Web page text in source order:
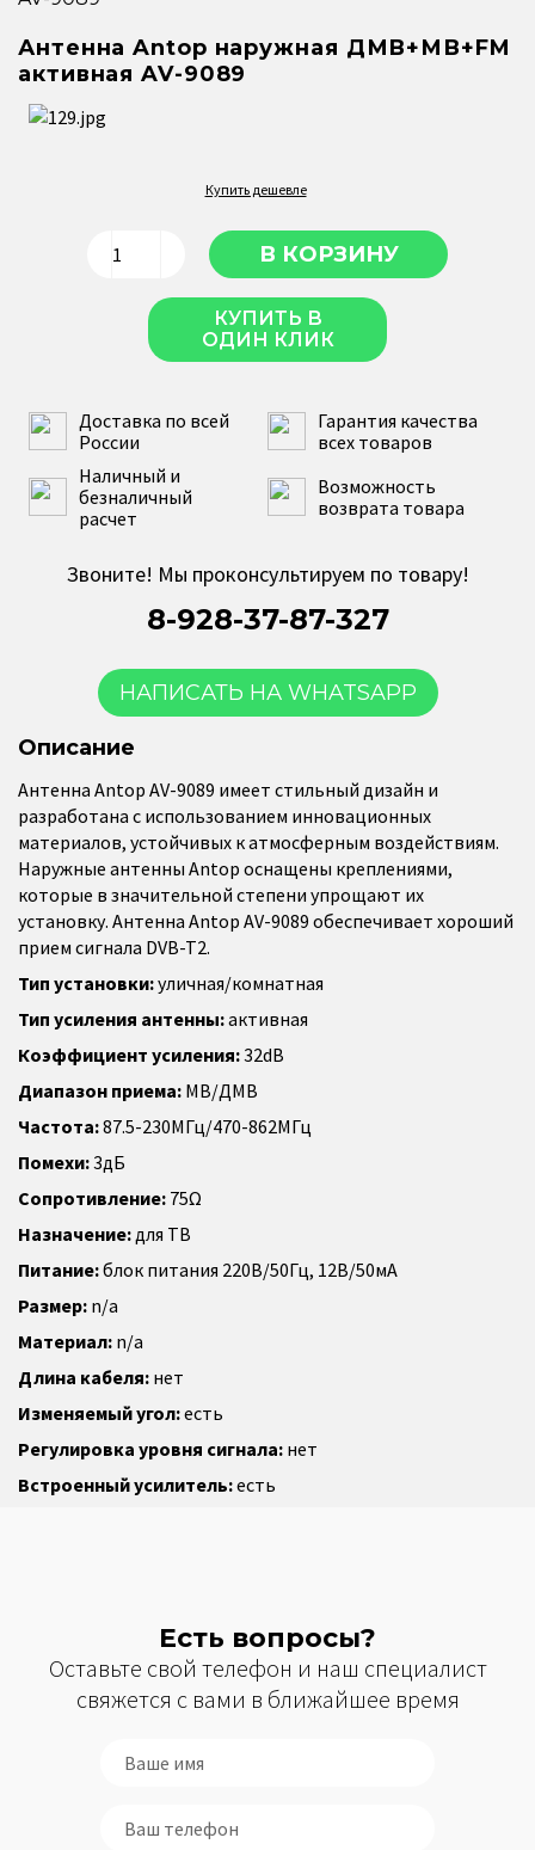
Антенна Antop наружная ДМВ+МВ+FM
активная AV-9089
Купить дешевле
КУПИТЬ В
ОДИН КЛИК
Доставка по всей
России
Гарантия качества
всех товаров
Наличный и
безналичный
расчет
Возможность
возврата товара
Звоните! Мы проконсультируем по товару!
8-928-37-87-327
НАПИСАТЬ НА WHATSAPP
Описание
Антенна Antop AV-9089 имеет стильный дизайн и
разработана с использованием инновационных
материалов, устойчивых к атмосферным воздействиям.
Наружные антенны Antop оснащены креплениями,
которые в значительной степени упрощают их
установку. Антенна Antop AV-9089 обеспечивает хороший
прием сигнала DVB-T2.
Тип установки:уличная/комнатная
Тип усиления антенны:активная
Коэффициент усиления:32dB
Диапазон приема: МВ/ДМВ
Частота:87.5-230МГц/470-862МГц
Помехи:3дБ
Сопротивление: 75Ω
Назначение:для ТВ
Питание:блок питания 220В/50Гц, 12В/50мА
Размер: n/a
Материал: n/a
Длина кабеля: нет
Изменяемый угол:есть
Регулировка уровня сигнала: нет
Встроенный усилитель:есть
Есть вопросы?
Оставьте свой телефон и наш специалист
свяжется с вами в ближайшее время